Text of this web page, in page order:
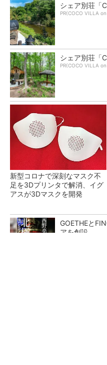
シェア別荘「
PR(COCO VILLA on
シェア別荘「
PR(COCO VILLA on
新型コロナで深刻なマスク不
足を3Dプリンタで解消、イグ
アスが3Dマスクを開発
GOETHEと
アを創設